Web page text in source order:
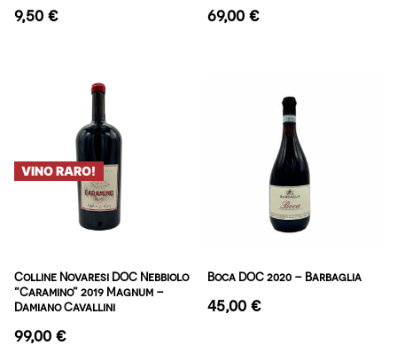
9,50 € 69,00 €
VINO RARO!
Colline Novaresi DOC Nebbiolo
“Caramino” 2019 Magnum –
Damiano Cavallini
99,00 €
Boca DOC 2020 – Barbaglia
45,00 €